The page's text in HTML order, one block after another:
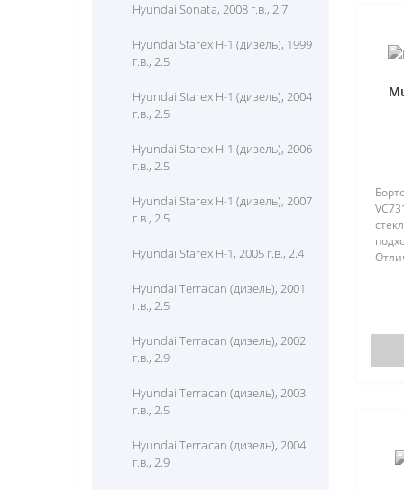
Hyundai Sonata, 2008 г.в., 2.7
Hyundai Starex H-1 (дизель), 1999
г.в., 2.5
Hyundai Starex H-1 (дизель), 2004
г.в., 2.5
Hyundai Starex H-1 (дизель), 2006
г.в., 2.5
Hyundai Starex H-1 (дизель), 2007
г.в., 2.5
Hyundai Starex H-1, 2005 г.в., 2.4
Hyundai Terracan (дизель), 2001
г.в., 2.5
Hyundai Terracan (дизель), 2002
г.в., 2.9
Hyundai Terracan (дизель), 2003
г.в., 2.5
Hyundai Terracan (дизель), 2004
г.в., 2.9